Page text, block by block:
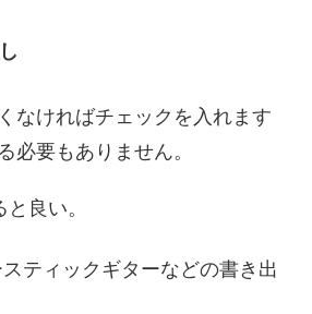
なければチェックを入れます
必要もありません。
良い。
ティックギターなどの書き出